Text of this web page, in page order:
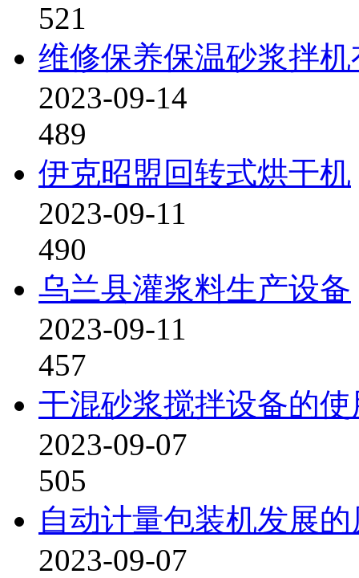
521
维修保养保温砂浆拌
2023-09-14
489
伊克昭盟回转式烘干机
2023-09-11
490
乌兰县灌浆料生产设备
2023-09-11
457
干混砂浆搅拌设备的
2023-09-07
505
自动计量包装机发展
2023-09-07